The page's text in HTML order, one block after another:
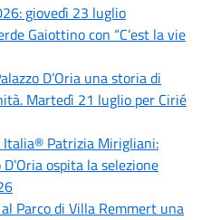
giovedì 23 luglio
Gaiottino con “C’est la vie
D’Oria una storia di
Martedì 21 luglio per Cirié
Italia® Patrizia Mirigliani:
ospita la selezione
Parco di Villa Remmert una